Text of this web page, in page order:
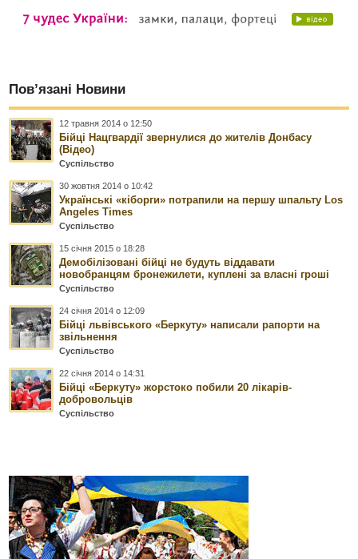
Пов’язані Новини
12 травня 2014 о 12:50
Бійці Нацгвардії звернулися до жителів Донбасу
(Відео)
Суспільство
30 жовтня 2014 о 10:42
Українські «кіборги» потрапили на першу шпальту Los
Angeles Times
Суспільство
15 січня 2015 о 18:28
Демобілізовані бійці не будуть віддавати
новобранцям бронежилети, куплені за власні гроші
Суспільство
24 січня 2014 о 12:09
Бійці львівського «Беркуту» написали рапорти на
звільнення
Суспільство
22 січня 2014 о 14:31
Бійці «Беркуту» жорстоко побили 20 лікарів-
добровольців
Суспільство